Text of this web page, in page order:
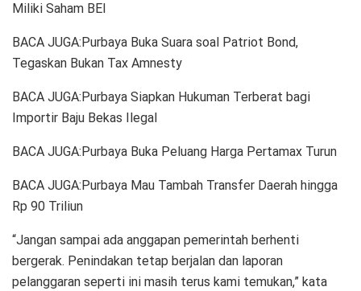
Miliki Saham BEI
BACA JUGA:Purbaya Buka Suara soal Patriot Bond,
Tegaskan Bukan Tax Amnesty
BACA JUGA:Purbaya Siapkan Hukuman Terberat bagi
Importir Baju Bekas Ilegal
BACA JUGA:Purbaya Buka Peluang Harga Pertamax Turun
BACA JUGA:Purbaya Mau Tambah Transfer Daerah hingga
Rp 90 Triliun
“Jangan sampai ada anggapan pemerintah berhenti
bergerak. Penindakan tetap berjalan dan laporan
pelanggaran seperti ini masih terus kami temukan,” kata